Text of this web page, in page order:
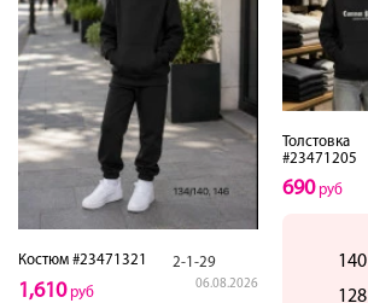
Костюм #23471321 2-1-29
06.08.2026
1,610руб
Толстовка
#23471205
690руб
140
128